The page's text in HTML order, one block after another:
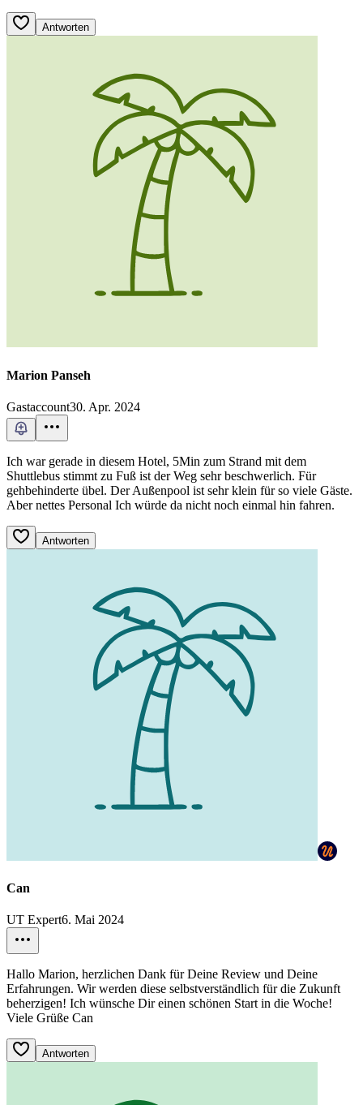
Antworten
Marion Panseh
Gastaccount30. Apr. 2024
Ich war gerade in diesem Hotel, 5Min zum Strand mit dem
Shuttlebus stimmt zu Fuß ist der Weg sehr beschwerlich. Für
gehbehinderte übel. Der Außenpool ist sehr klein für so viele Gäste.
Aber nettes Personal Ich würde da nicht noch einmal hin fahren.
Antworten
Can
UT Expert6. Mai 2024
Hallo Marion, herzlichen Dank für Deine Review und Deine
Erfahrungen. Wir werden diese selbstverständlich für die Zukunft
beherzigen! Ich wünsche Dir einen schönen Start in die Woche!
Viele Grüße Can
Antworten